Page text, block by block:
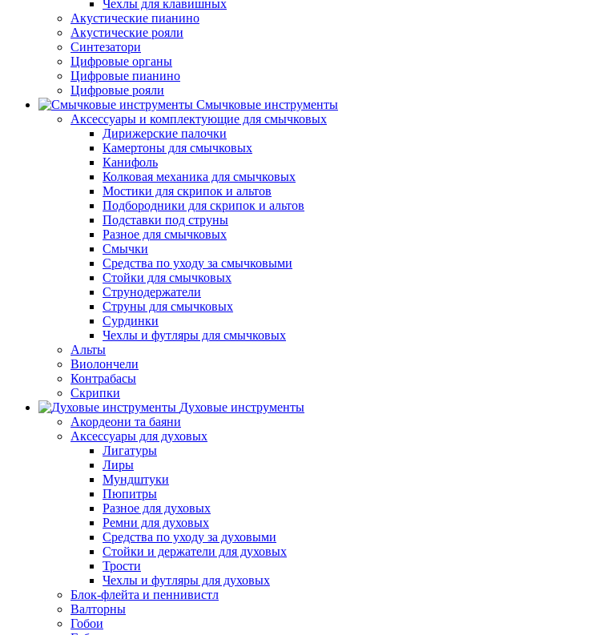
Чехлы для клавишных
Акустические пианино
Акустические рояли
Синтезатори
Цифровые органы
Цифровые пианино
Цифровые рояли
Смычковые инструменты
Аксессуары и комплектующие для смычковых
Дирижерские палочки
Камертоны для смычковых
Канифоль
Колковая механика для смычковых
Мостики для скрипок и альтов
Подбородники для скрипок и альтов
Подставки под струны
Разное для смычковых
Смычки
Средства по уходу за смычковыми
Стойки для смычковых
Струнодержатели
Струны для смычковых
Сурдинки
Чехлы и футляры для смычковых
Альты
Виолончели
Контрабасы
Скрипки
Духовые инструменты
Акордеони та баяни
Аксессуары для духовых
Лигатуры
Лиры
Мундштуки
Пюпитры
Разное для духовых
Ремни для духовых
Средства по уходу за духовыми
Стойки и держатели для духовых
Трости
Чехлы и футляры для духовых
Блок-флейта и пеннивистл
Валторны
Гобои